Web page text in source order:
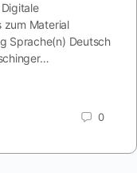
zum Material
Sprache(n) Deutsch
0